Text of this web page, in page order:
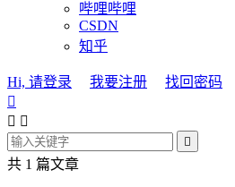
哔哩哔哩
CSDN
知乎
Hi, 请登录 我要注册
找回密码

 

共 1 篇文章